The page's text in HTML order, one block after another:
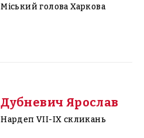
Міський голова Харкова
Дубневич Ярослав
Нардеп VII-IX скликань